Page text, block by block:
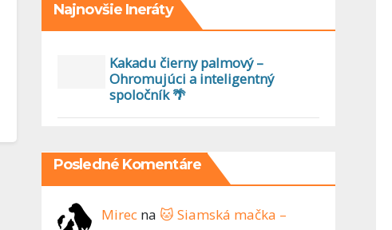
Najnovšie Ineráty
Kakadu čierny palmový –
Ohromujúci a inteligentný
spoločník 🌴
Posledné Komentáre
Mirec na🐱 Siamská mačka –